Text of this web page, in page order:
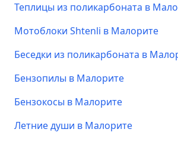
Теплицы из поликарбоната в
Мотоблоки Shtenli в Малорите
Беседки из поликарбоната в
Бензопилы в Малорите
Бензокосы в Малорите
Летние души в Малорите